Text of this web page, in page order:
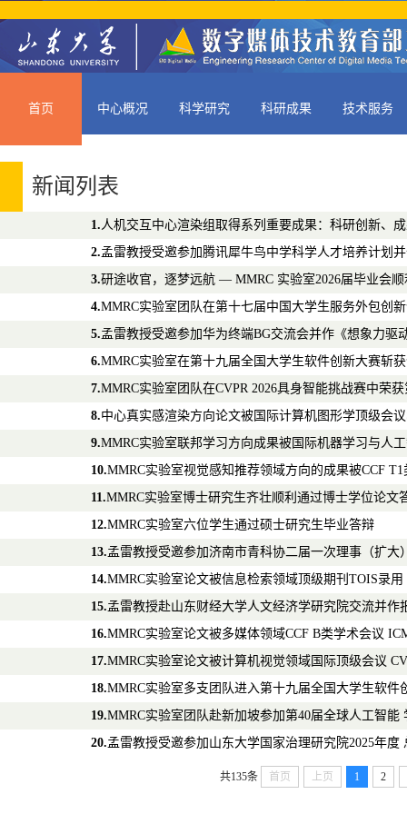
首页 中心概况 科学研究 科研成果 技术服务
新闻列表
1.人机交互中心渲染组取得系列重要成果：科研创新、
2.孟雷教授受邀参加腾讯犀牛鸟中学科学人才培养计划
3.研途收官，逐梦远航 — MMRC 实验室2026届毕业会顺
4.MMRC实验室团队在第十七届中国大学生服务外包创
5.孟雷教授受邀参加华为终端BG交流会并作《想象力
6.MMRC实验室在第十九届全国大学生软件创新大赛斩
7.MMRC实验室团队在CVPR 2026具身智能挑战赛中荣
8.中心真实感渲染方向论文被国际计算机图形学顶级会议
9.MMRC实验室联邦学习方向成果被国际机器学习与人
10.MMRC实验室视觉感知推荐领域方向的成果被CCF
11.MMRC实验室博士研究生齐壮顺利通过博士学位论文
12.MMRC实验室六位学生通过硕士研究生毕业答辩
13.孟雷教授受邀参加济南市青科协二届一次理事（扩
14.MMRC实验室论文被信息检索领域顶级期刊TOIS录用
15.孟雷教授赴山东财经大学人文经济学研究院交流并作
16.MMRC实验室论文被多媒体领域CCF B类学术会议
17.MMRC实验室论文被计算机视觉领域国际顶级会议
18.MMRC实验室多支团队进入第十九届全国大学生软件
19.MMRC实验室团队赴新加坡参加第40届全球人工智能
20.孟雷教授受邀参加山东大学国家治理研究院2025年
共135条 首页 上页 1 2